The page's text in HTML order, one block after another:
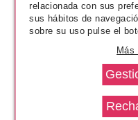
Pvr 5.69€
-17%
relacionada con sus
sus hábitos de
sobre su uso pulse el
Más